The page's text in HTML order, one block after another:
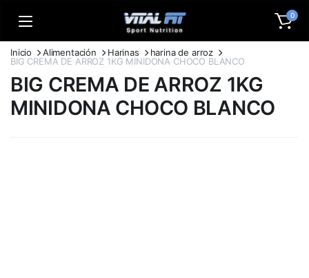
0
Inicio Alimentación Harinas
harina de arroz
BIG CREMA DE ARROZ 1KG MINIDONA CHOCO BLANCO
BIG CREMA DE ARROZ 1KG
MINIDONA CHOCO BLANCO